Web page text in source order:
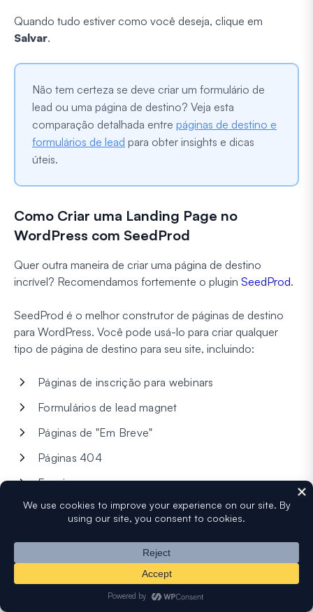
Quando tudo estiver como você deseja, clique em
Salvar.
Não tem certeza se deve criar um formulário de
lead ou uma página de destino? Veja esta
comparação detalhada entre páginas de destino e
formulários de lead para obter insights e dicas
úteis.
Como Criar uma Landing Page no
WordPress com SeedProd
Quer outra maneira de criar uma página de destino
incrível? Recomendamos fortemente o plugin SeedProd.
SeedProd é o melhor construtor de páginas de destino
para WordPress. Você pode usá-lo para criar qualquer
tipo de página de destino para seu site, incluindo:
Páginas de inscrição para webinars
Formulários de lead magnet
Páginas de "Em Breve"
Páginas 404
E mais.
Com SeedProd, é fácil criar uma página de destino e